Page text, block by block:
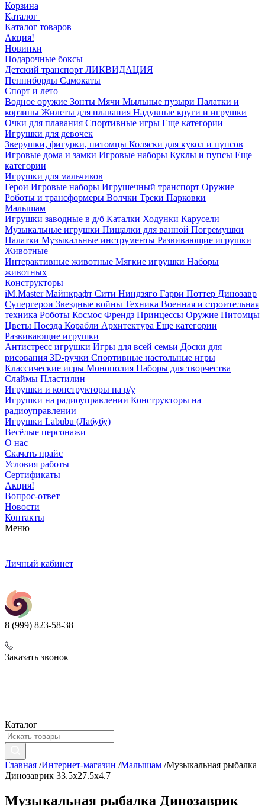
Корзина
Каталог
Каталог товаров
Акция!
Новинки
Подарочные боксы
Детский транспорт ЛИКВИДАЦИЯ
Пенниборды Самокаты
Спорт и лето
Водное оружие Зонты Мячи Мыльные пузыри Палатки и
корзины Жилеты для плавания Надувные круги и игрушки
Очки для плавания Спортивные игры Еще категории
Игрушки для девочек
Зверушки, фигурки, питомцы Коляски для кукол и пупсов
Игровые дома и замки Игровые наборы Куклы и пупсы Еще
категории
Игрушки для мальчиков
Герои Игровые наборы Игрушечный транспорт Оружие
Роботы и трансформеры Волчки Треки Парковки
Малышам
Игрушки заводные в д/б Каталки Ходунки Карусели
Музыкальные игрушки Пищалки для ванной Погремушки
Палатки Музыкальные инструменты Развивающие игрушки
Животные
Интерактивные животные Мягкие игрушки Наборы
животных
Конструкторы
iM.Master Майнкрафт Сити Ниндзяго Гарри Поттер Динозавр
Супергерои Звездные войны Техника Военная и строительная
техника Роботы Космос Френдз Принцессы Оружие Питомцы
Цветы Поезда Корабли Архитектура Еще категории
Развивающие игрушки
Антистресс игрушки Игры для всей семьи Доски для
рисования 3D-ручки Спортивные настольные игры
Классические игры Монополия Наборы для творчества
Слаймы Пластилин
Игрушки и конструкторы на р/у
Игрушки на радиоуправлении Конструкторы на
радиоуправлении
Игрушки Labubu (Лабубу)
Весёлые персонажи
О нас
Скачать прайс
Условия работы
Сертификаты
Акция!
Вопрос-ответ
Новости
Контакты
Меню
Личный кабинет
8 (999) 823-58-38
Заказать звонок
Каталог
Главная /Интернет-магазин /Малышам /Музыкальная рыбалка
Динозаврик 33.5х27.5х4.7
Музыкальная рыбалка Динозаврик